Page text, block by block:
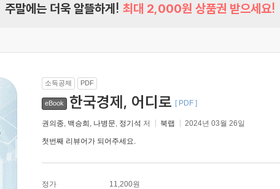
주말에는 더욱 알뜰하게! 최대 2,000원 상품권 받으세요!
소득공제 PDF
eBook 한국경제, 어디로 [ PDF ]
권의종, 백승희 , 나병문, 정기석 저 북랩 2024년 03월 26일
첫번째 리뷰어가 되어주세요.
정가 11,200원